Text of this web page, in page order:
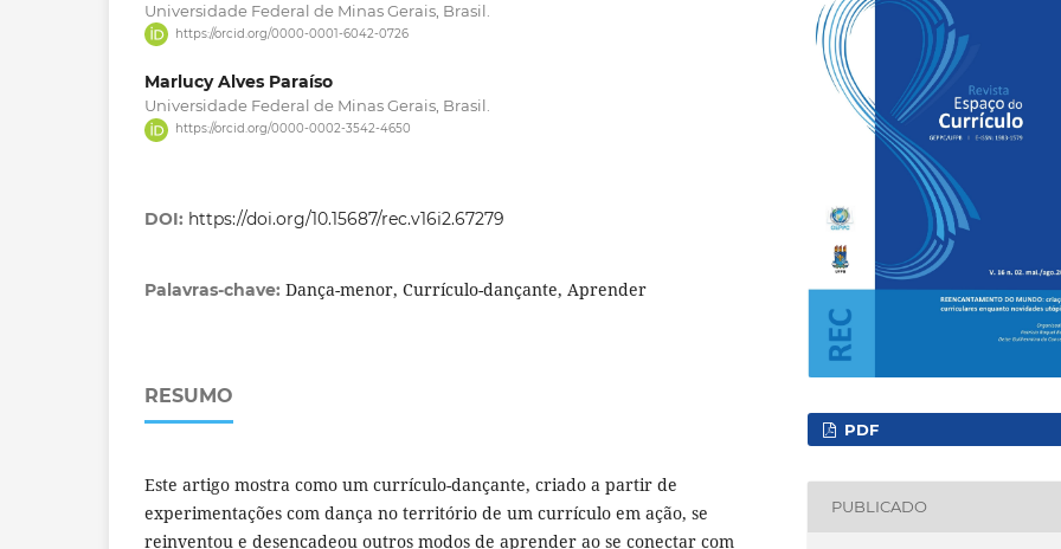
Universidade Federal de Minas Gerais, Brasil.
https://orcid.org/0000-0001-6042-0726
Marlucy Alves Paraíso
Universidade Federal de Minas Gerais, Brasil.
https://orcid.org/0000-0002-3542-4650
DOI: https://doi.org/10.15687/rec.v16i2.67279
Palavras-chave: Dança-menor, Currículo-dançante, Aprender
RESUMO
Este artigo mostra como um currículo-dançante, criado a partir de
experimentações com dança no território de um currículo em ação, se
reinventou e desencadeou outros modos de aprender ao se conectar com
PDF
PUBLICADO